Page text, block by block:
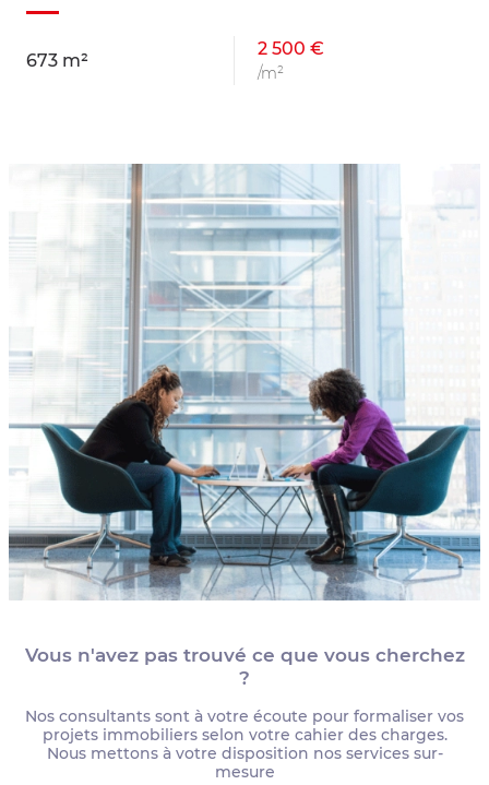
673 m²
2 500 €
/m²
Vous n'avez pas trouvé ce que vous cherchez
?
Nos consultants sont à votre écoute pour formaliser vos
projets immobiliers selon votre cahier des charges.
Nous mettons à votre disposition nos services sur-
mesure